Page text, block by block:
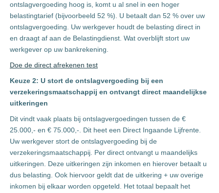
ontslagvergoeding hoog is, komt u al snel in een hoger
belastingtarief (bijvoorbeeld 52 %). U betaalt dan 52 % over uw
ontslagvergoeding. Uw werkgever houdt de belasting direct in
en draagt af aan de Belastingdienst. Wat overblijft stort uw
werkgever op uw bankrekening.
Doe de direct afrekenen test
Keuze 2: U stort de ontslagvergoeding bij een
verzekeringsmaatschappij en ontvangt direct maandelijkse
uitkeringen
Dit vindt vaak plaats bij ontslagvergoedingen tussen de €
25.000,- en € 75.000,-. Dit heet een Direct Ingaande Lijfrente.
Uw werkgever stort de ontslagvergoeding bij de
verzekeringsmaatschappij. Per direct ontvangt u maandelijks
uitkeringen. Deze uitkeringen zijn inkomen en hierover betaalt u
dus belasting. Ook hiervoor geldt dat de uitkering + uw overige
inkomen bij elkaar worden opgeteld. Het totaal bepaalt het